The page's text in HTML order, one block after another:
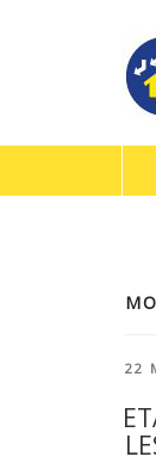
22